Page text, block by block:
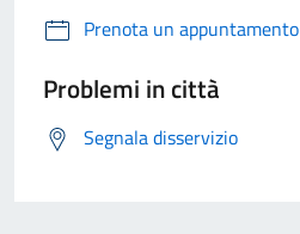
Prenota un appuntamento
Problemi in città
Segnala disservizio